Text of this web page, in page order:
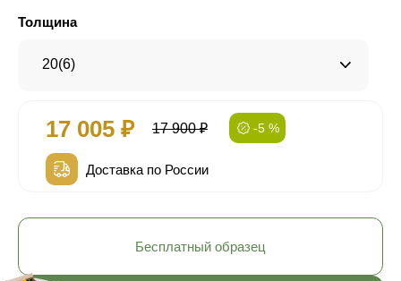
Толщина
20(6)
17 005 ₽ 17 900 ₽ -5 %
Доставка по России
Бесплатный образец